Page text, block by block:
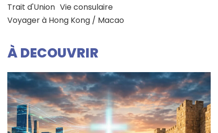
Trait d'Union Vie consulaire
Voyager à Hong Kong / Macao
À DECOUVRIR